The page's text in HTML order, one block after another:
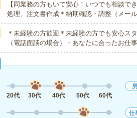
【同業務の方もいて安心！いつでも相談
処理、注文書作成＊納期確認・調整（メー
＊未経験の方歓迎＊未経験の方でも安心ス
（電話面談の場合）・あなたに合ったお仕
20代
30代 40代 50代 60代
仕